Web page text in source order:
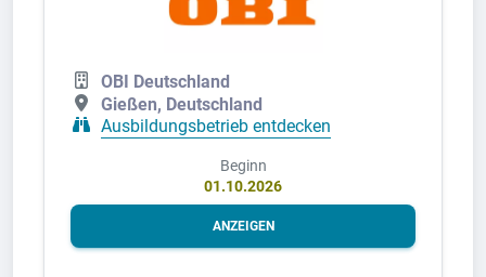
OBI Deutschland
Gießen, Deutschland
Ausbildungsbetrieb entdecken
Beginn
01.10.2026
ANZEIGEN